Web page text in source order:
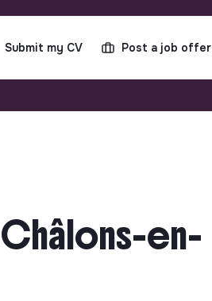
Submit my CV Post a job offer
en-